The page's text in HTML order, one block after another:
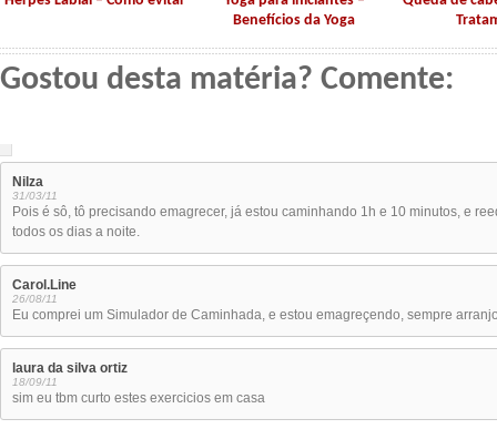
Benefícios da Yoga
Gostou desta matéria? Comente:
Nilza
31/03/11
Pois é sô, tô precisando emagrecer, já estou caminhando 1h e 10 minutos, e
todos os dias a noite.
Carol.Line
26/08/11
Eu comprei um Simulador de Caminhada, e estou emagreçendo, sempre
laura da silva ortiz
18/09/11
sim eu tbm curto estes exercicios em casa